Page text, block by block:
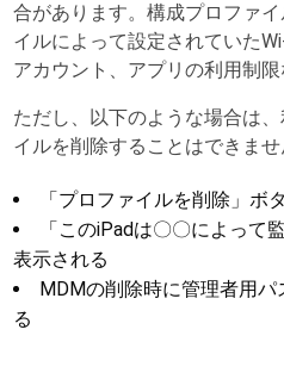
合があります。構成プロファ
イルによって設定されていた
アカウント、アプリの利用制限
ただし、以下のような場合は
イルを削除することはできませ
「プロファイルを削除」ボ
「このiPadは〇〇によって
表示される
MDMの削除時に管理者用
る